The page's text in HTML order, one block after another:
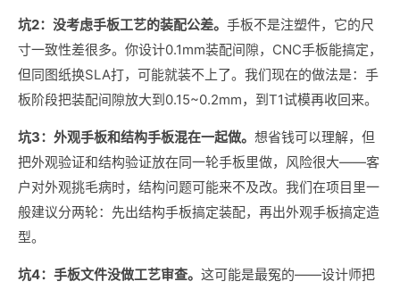
坑2：没考虑手板工艺的装配公差。 手板不是注塑件，它的尺
寸一致性差很多。你设计0.1mm装配间隙，CNC手板能搞定，
但同图纸换SLA打，可能就装不上了。我们现在的做法是：手
板阶段把装配间隙放大到0.15~0.2mm，到T1试模再收回来。
坑3：外观手板和结构手板混在一起做。 想省钱可以理解，但
把外观验证和结构验证放在同一轮手板里做，风险很大——客
户对外观挑毛病时，结构问题可能来不及改。我们在项目里一
般建议分两轮：先出结构手板搞定装配，再出外观手板搞定造
型。
坑4：手板文件没做工艺审查。 这可能是最冤的——设计师把